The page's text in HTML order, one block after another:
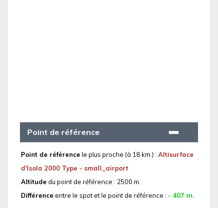
Point de référence
Point de référence le plus proche (à 18 km.) : Altisurface
d'Isola 2000 Type - small_airport
Altitude du point de référence : 2500 m.
Différence entre le spot et le point de référence : - 407 m.